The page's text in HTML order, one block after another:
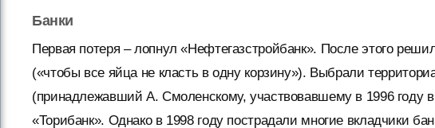
Банки
Первая потеря – лопнул «Нефтегазстройбанк». После этого
(«чтобы все яйца не класть в одну корзину»). Выбрали
(принадлежавший А. Смоленскому, участвовавшему в 1996 году
«Торибанк». Однако в 1998 году пострадали многие вкладчики